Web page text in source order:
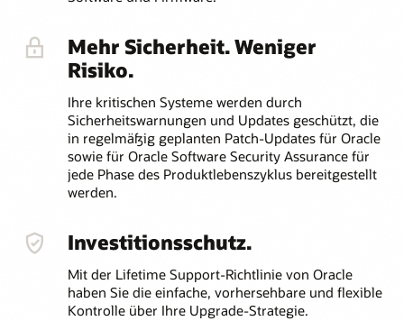
Mehr Sicherheit. Weniger
Risiko.
Ihre kritischen Systeme werden durch
Sicherheitswarnungen und Updates geschützt, die
in regelmäßig geplanten Patch-Updates für Oracle
sowie für Oracle Software Security Assurance für
jede Phase des Produktlebenszyklus bereitgestellt
werden.
Investitionsschutz.
Mit der Lifetime Support-Richtlinie von Oracle
haben Sie die einfache, vorhersehbare und flexible
Kontrolle über Ihre Upgrade-Strategie.